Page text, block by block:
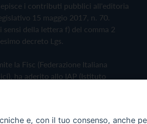
i contributi pubblici all'editoria
15 maggio 2017, n. 70.
sensi della lettera f) del comma 2
decreto Lgs.
la Fisc (Federazione Italiana
ha aderito allo IAP (Istituto
Cookie Policye, con il tuo consenso, anche